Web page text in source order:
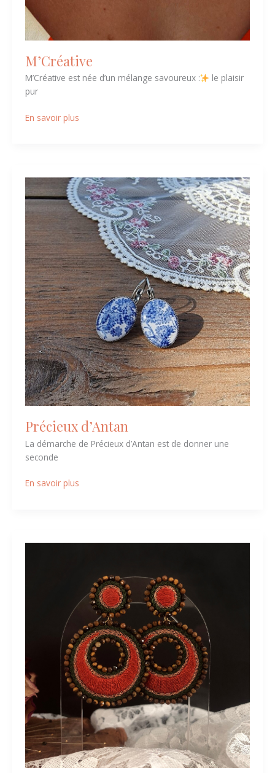
M’Créative
M’Créative est née d’un mélange savoureux :
le plaisir
pur
En savoir plus
Précieux d’Antan
La démarche de Précieux d’Antan est de donner une
seconde
d’Antan
En savoir plus